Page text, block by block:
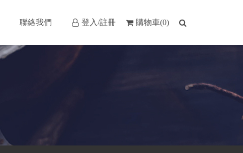
聯絡我們 登入/註冊 購物車(0)